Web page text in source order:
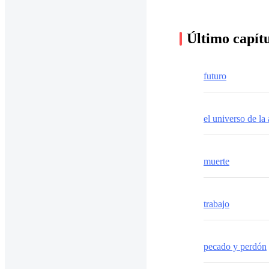
Último
futuro
el universo de la
muerte
trabajo
pecado y perdón